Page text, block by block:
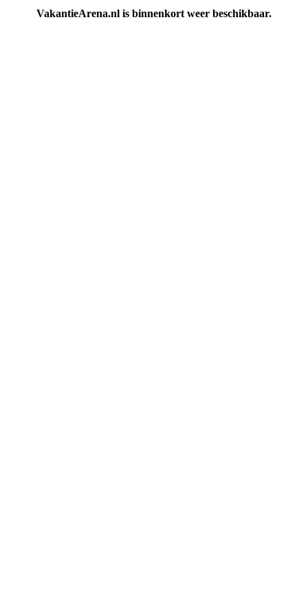
VakantieArena.nl is binnenkort weer beschikbaar.